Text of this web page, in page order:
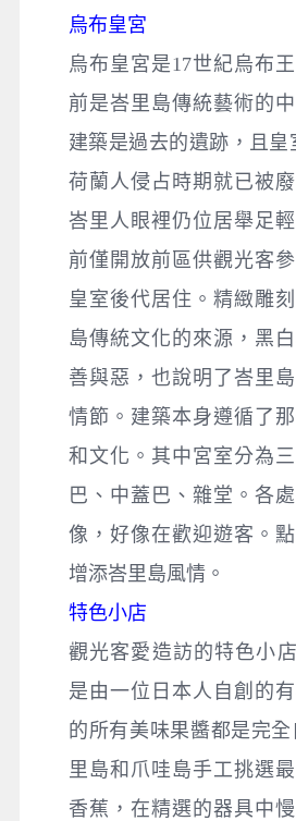
烏布皇宮
烏布皇宮是17世紀烏布
前是峇里島傳統藝術的
建築是過去的遺跡，且皇
荷蘭人侵占時期就已被
峇里人眼裡仍位居舉足
前僅開放前區供觀光客
皇室後代居住。精緻雕
島傳統文化的來源，黑
善與惡，也說明了峇里
情節。建築本身遵循了
和文化。其中宮室分為
巴、中蓋巴、雜堂。各
像，好像在歡迎遊客。
增添峇里島風情。
特色小店
觀光客愛造訪的特色小店
是由一位日本人自創的
的所有美味果醬都是完
里島和爪哇島手工挑選
香蕉，在精選的器具中